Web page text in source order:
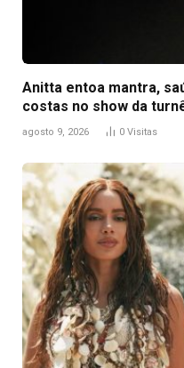
Anitta entoa mantra,
costas no show da
agosto 9, 2026 0 Visitas